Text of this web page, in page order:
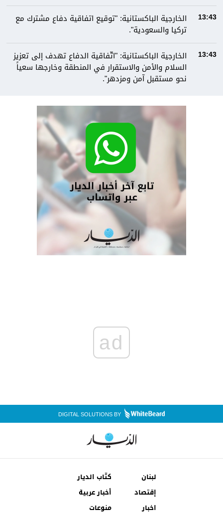
13:43
الخارجية الباكستانية: "توقيع اتفاقية دفاع مشترك مع
تركيا والسعودية".
13:43
الخارجية الباكستانية: "اتّفاقية الدفاع تهدف إلى تعزيز
السلام والأمن والاستقرار في المنطقة وخارجها سعياً
نحو مستقبل آمن ومزدهر".
ad
DIGITAL SOLUTIONS BY
لبنان
كتّاب الديار
إقتصاد
أخبار عربية
اخبار
منوعات